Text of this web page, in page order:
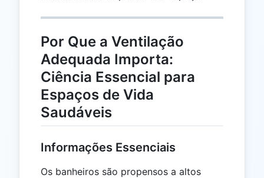
Por Que a Ventilação
Adequada Importa:
Ciência Essencial para
Espaços de Vida
Saudáveis
Informações Essenciais
Os banheiros são propensos a altos